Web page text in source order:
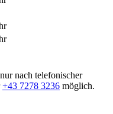
nach telefonischer
+43 7278 3236 möglich.